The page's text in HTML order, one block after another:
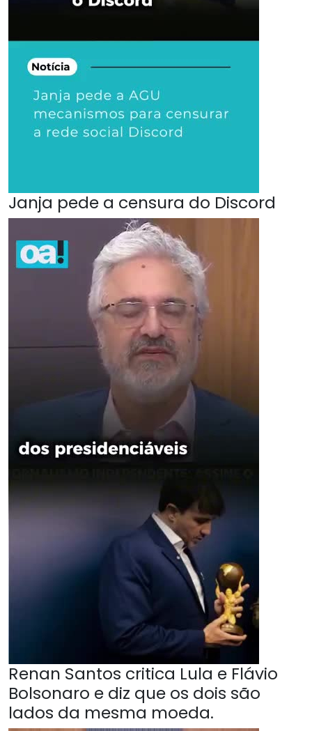
Janja pede a censura do Discord
Renan Santos critica Lula e Flávio
Bolsonaro e diz que os dois são
lados da mesma moeda.